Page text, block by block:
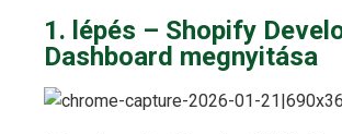
1. lépés – Shopify
Dashboard megnyitása